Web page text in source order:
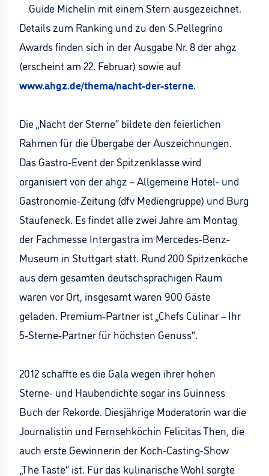
Guide Michelin mit einem Stern ausgezeichnet.
Details zum Ranking und zu den S.Pellegrino
Awards finden sich in der Ausgabe Nr. 8 der ahgz
(erscheint am 22. Februar) sowie auf
www.ahgz.de/thema/nacht-der-sterne.
Die „Nacht der Sterne“ bildete den feierlichen
Rahmen für die Übergabe der Auszeichnungen.
Das Gastro-Event der Spitzenklasse wird
organisiert von der ahgz – Allgemeine Hotel- und
Gastronomie-Zeitung (dfv Mediengruppe) und Burg
Staufeneck. Es findet alle zwei Jahre am Montag
der Fachmesse Intergastra im Mercedes-Benz-
Museum in Stuttgart statt. Rund 200 Spitzenköche
aus dem gesamten deutschsprachigen Raum
waren vor Ort, insgesamt waren 900 Gäste
geladen. Premium-Partner ist „Chefs Culinar – Ihr
5-Sterne-Partner für höchsten Genuss“.
2012 schaffte es die Gala wegen ihrer hohen
Sterne- und Haubendichte sogar ins Guinness
Buch der Rekorde. Diesjährige Moderatorin war die
Journalistin und Fernsehköchin Felicitas Then, die
auch erste Gewinnerin der Koch-Casting-Show
„The Taste“ ist. Für das kulinarische Wohl sorgte